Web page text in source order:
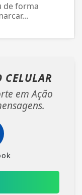
de forma
CELULAR
em Ação